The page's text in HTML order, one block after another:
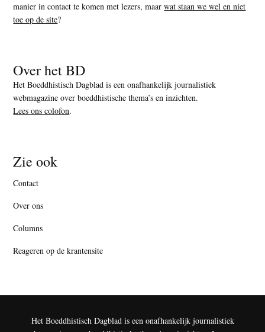
manier in contact te komen met lezers, maarwat staan we wel en niet
toe op de site?
Over het BD
Het Boeddhistisch Dagblad is een onafhankelijk journalistiek
webmagazine over boeddhistische thema’s en inzichten.
Lees ons colofon.
Zie ook
Contact
Over ons
Columns
Reageren op de krantensite
Het Boeddhistisch Dagblad is een onafhankelijk journalistiek